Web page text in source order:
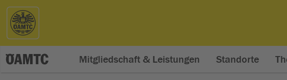
Mitgliedschaft & Leistungen Standorte